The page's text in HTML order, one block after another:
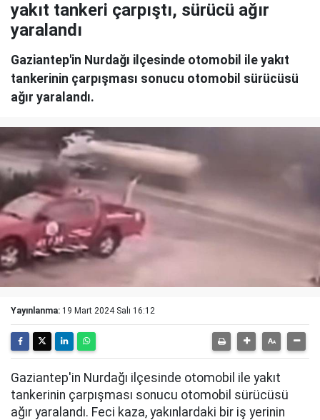
yakıt tankeri çarpıştı, sürücü ağır
yaralandı
Gaziantep'in Nurdağı ilçesinde otomobil ile yakıt
tankerinin çarpışması sonucu otomobil sürücüsü
ağır yaralandı.
Yayınlanma: 19 Mart 2024 Salı 16:12
Gaziantep'in Nurdağı ilçesinde otomobil ile yakıt
tankerinin çarpışması sonucu otomobil sürücüsü
ağır yaralandı. Feci kaza, yakınlardaki bir iş yerinin